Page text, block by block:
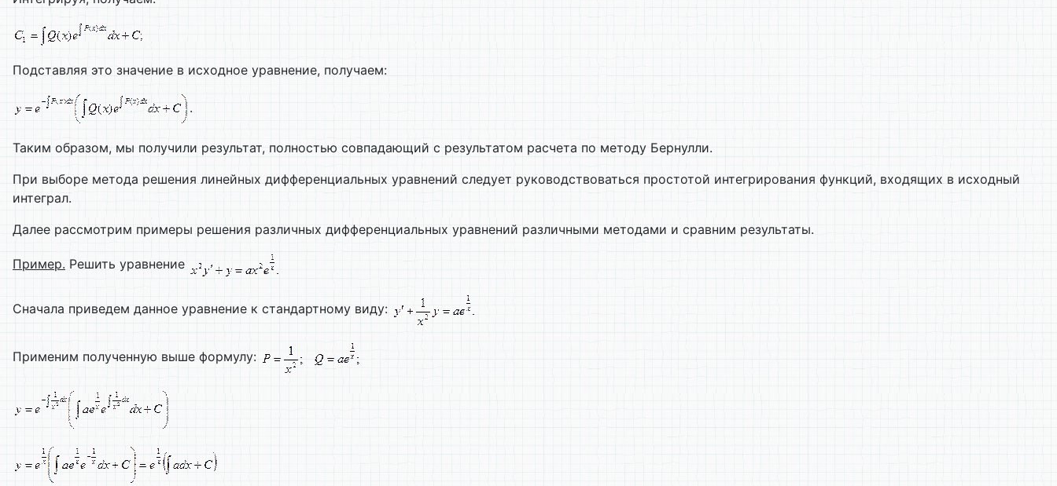
Подставляя это значение в исходное уравнение, получаем:
.
Таким образом, мы получили результат, полностью совпадающий с результатом расчета по методу Бернулли.
При выборе метода решения линейных дифференциальных уравнений следует руководствоваться простотой интегрирования функций, входящих в исходный
интеграл.
Далее рассмотрим примеры решения различных дифференциальных уравнений различными методами и сравним результаты.
Пример. Решить уравнение
Сначала приведем данное уравнение к стандартному виду:
Применим полученную выше формулу: